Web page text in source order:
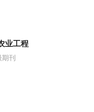
业工程
刊